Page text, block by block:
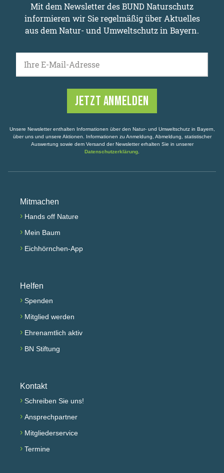
Mit dem Newsletter des BUND Naturschutz
informieren wir Sie regelmäßig über Aktuelles
aus dem Natur- und Umweltschutz in Bayern.
Ihre E-Mail-Adresse
Unsere Newsletter enthalten Informationen über den Natur- und Umweltschutz in Bayern,
über uns und unsere Aktionen. Informationen zu Anmeldung, Abmeldung, statistischer
Auswertung sowie dem Versand der Newsletter erhalten Sie in unserer
Datenschutzerklärung
Mitmachen
› Hands off Nature
› Mein Baum
› Eichhörnchen-App
Helfen
› Spenden
› Mitglied werden
› Ehrenamtlich aktiv
› BN Stiftung
Kontakt
› Schreiben Sie uns!
› Ansprechpartner
› Mitgliederservice
› Termine